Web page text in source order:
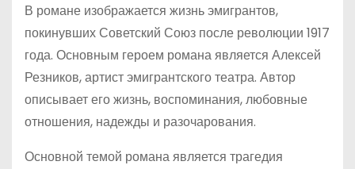
В романе изображается жизнь эмигрантов,
покинувших Советский Союз после революции 1917
года. Основным героем романа является Алексей
Резников, артист эмигрантского театра. Автор
описывает его жизнь, воспоминания, любовные
отношения, надежды и разочарования.
Основной темой романа является трагедия